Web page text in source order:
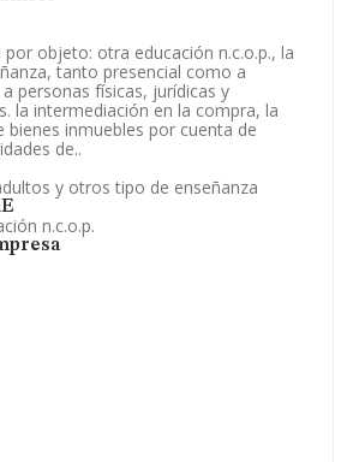
objeto: otra educación n.c.o.p., la
tanto presencial como a
personas físicas, jurídicas y
la intermediación en la compra, la
bienes inmuebles por cuenta de
de..
y otros tipo de enseñanza
n.c.o.p.